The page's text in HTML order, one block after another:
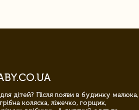
дітей? Після появи в будинку малюка,
коляска, ліжечко, горщик,